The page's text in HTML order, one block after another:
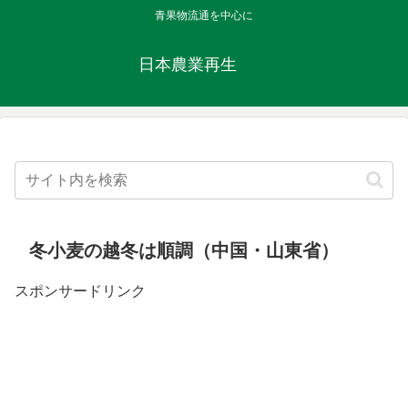
青果物流通を中心に
日本農業再生
冬小麦の越冬は順調（中国・山東省）
スポンサードリンク